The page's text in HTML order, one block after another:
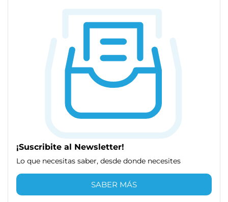
¡Suscribite al Newsletter!
Lo que necesitas saber, desde donde necesites
SABER MÁS